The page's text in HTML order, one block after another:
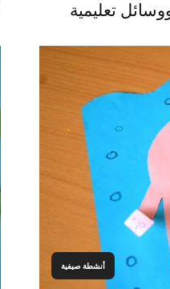
تعليمية
أنشطة صيفية